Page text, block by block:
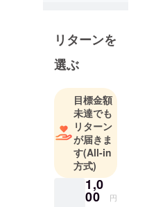
モットーに
え、技術を
タレントが
常にチャレ
ンジする気
持ちを忘れ
ず、活き活
きと全国で
活動してい
リターンを
選ぶ
目標金額
未達でも
リターン
が届きま
す(All-in
方式)
1,0
00 円